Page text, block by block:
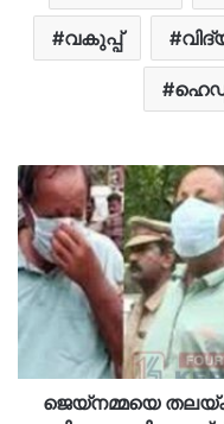
വകുപ്പ്
ജെയ്നമ്മയെ